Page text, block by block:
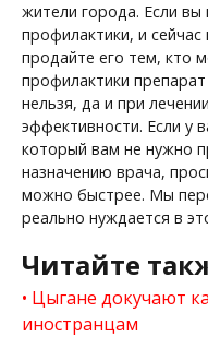
жители города. Если вы
профилактики, и
продайте его тем, кто
профилактики
нельзя, да и при
эффективности. Если у
который вам не нужно
назначению врача,
можно быстрее. Мы
реально нуждается в
Читайте
Цыгане докучают
иностранцам